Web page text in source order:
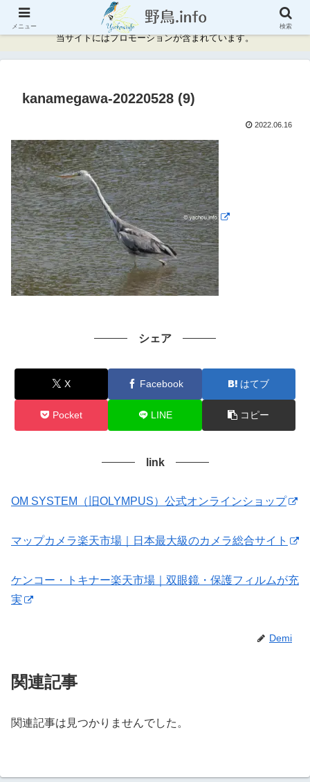
神奈川県周辺の野鳥情報と記録
当サイトにはプロモーションが含まれています。
kanamegawa-20220528 (9)
2022.06.16
シェア
X Facebook はてブ
Pocket LINE コピー
link
OM SYSTEM（旧OLYMPUS）公式オンラインショップ
マップカメラ楽天市場｜日本最大級のカメラ総合サイト
ケンコー・トキナー楽天市場｜双眼鏡・保護フィルムが充
実
Demi
関連記事
関連記事は見つかりませんでした。
メニュー 検索